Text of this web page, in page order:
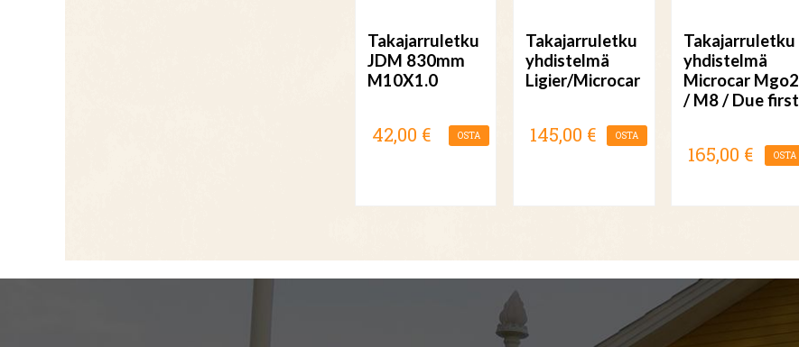
Takajarruletku
JDM 830mm
M10X1.0
42,00 € OSTA
Takajarruletku
yhdistelmä
Ligier/Microcar
145,00 € OSTA
Takajarruletku
yhdistelmä
Microcar Mgo2
/ M8 / Due first
165,00 € OSTA